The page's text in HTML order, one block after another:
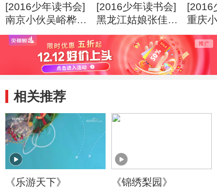
[2016少年读书会]
南京小伙吴峪桦演
讲《一个孩子的诗
集》
[2016少年读书会]
黑龙江姑娘张佳琦
演讲《易经》
[2016
重庆
讲《
相关推荐
《乐游天下》
《锦绣梨园》